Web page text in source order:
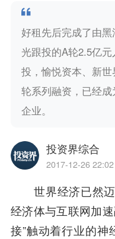
好租先后完成了由
光跟投的A轮2.5亿
投，愉悦资本、新
轮系列融资，已经
企业。
投资界综合
2017-12-26 22:02
世界经济已然迈
经济体与互联网加
接”触动着行业的神